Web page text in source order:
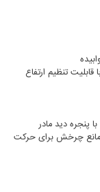
تنظیم ارتفاع
پنجره دید مادر
و دارای قفل مانع چرخش برای حرکت